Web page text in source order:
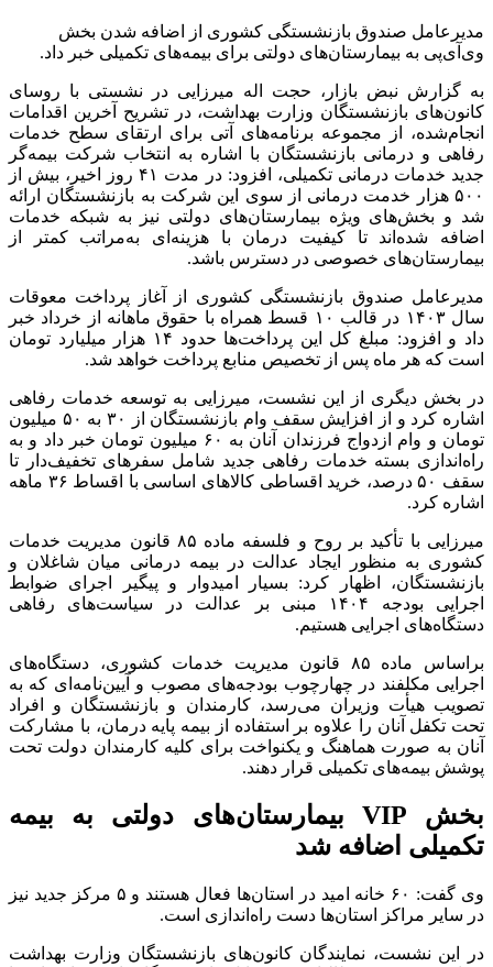
مدیرعامل صندوق بازنشستگی کشوری از اضافه شدن بخش
وی‌آی‌پی به بیمارستان‌های دولتی برای بیمه‌های تکمیلی خبر داد.
به گزارش نبض بازار، حجت اله میرزایی در نشستی با روسای
کانون‌های بازنشستگان وزارت بهداشت، در تشریح آخرین اقدامات
انجام‌شده، از مجموعه برنامه‌های آتی برای ارتقای سطح خدمات
رفاهی و درمانی بازنشستگان با اشاره به انتخاب شرکت بیمه‌گر
جدید خدمات درمانی تکمیلی، افزود: در مدت ۴۱ روز اخیر، بیش از
۵۰۰ هزار خدمت درمانی از سوی این شرکت به بازنشستگان ارائه
شد و بخش‌های ویژه بیمارستان‌های دولتی نیز به شبکه خدمات
اضافه شده‌اند تا کیفیت درمان با هزینه‌ای به‌مراتب کمتر از
بیمارستان‌های خصوصی در دسترس باشد.
مدیرعامل صندوق بازنشستگی کشوری از آغاز پرداخت معوقات
سال ۱۴۰۳ در قالب ۱۰ قسط همراه با حقوق ماهانه از خرداد خبر
داد و افزود: مبلغ کل این پرداخت‌ها حدود ۱۴ هزار میلیارد تومان
است که هر ماه پس از تخصیص منابع پرداخت خواهد شد.
در بخش دیگری از این نشست، میرزایی به توسعه خدمات رفاهی
اشاره کرد و از افزایش سقف وام بازنشستگان از ۳۰ به ۵۰ میلیون
تومان و وام ازدواج فرزندان آنان به ۶۰ میلیون تومان خبر داد و به
راه‌اندازی بسته خدمات رفاهی جدید شامل سفر‌های تخفیف‌دار تا
سقف ۵۰ درصد، خرید اقساطی کالا‌های اساسی با اقساط ۳۶ ماهه
اشاره کرد.
میرزایی با تأکید بر روح و فلسفه ماده ۸۵ قانون مدیریت خدمات
کشوری به منظور ایجاد عدالت در بیمه درمانی میان شاغلان و
بازنشستگان، اظهار کرد: بسیار امیدوار و پیگیر اجرای ضوابط
اجرایی بودجه ۱۴۰۴ مبنی بر عدالت در سیاست‌های رفاهی
دستگاه‌های اجرایی هستیم.
براساس ماده ۸۵ قانون مدیریت خدمات کشوری، دستگاه‌های
اجرایی مکلفند در چهارچوب بودجه‌های مصوب و آیین‌نامه‌ای که به
تصویب هیأت وزیران می‌رسد، کارمندان و بازنشستگان و افراد
تحت تکفل آنان را علاوه بر استفاده از بیمه پایه درمان، با مشارکت
آنان به صورت هماهنگ و یکنواخت برای کلیه کارمندان دولت تحت
پوشش بیمه‌های تکمیلی قرار دهند.
بخش VIP بیمارستان‌های دولتی به بیمه
تکمیلی اضافه شد
وی گفت: ۶۰ خانه امید در استان‌ها فعال هستند و ۵ مرکز جدید نیز
در سایر مراکز استان‌ها دست راه‌اندازی است.
در این نشست، نمایندگان کانون‌های بازنشستگان وزارت بهداشت